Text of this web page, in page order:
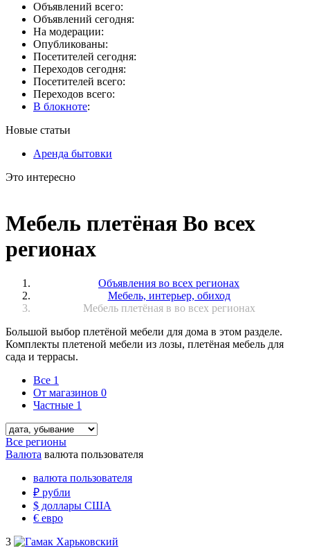
Объявлений всего:
Объявлений сегодня:
На модерации:
Опубликованы:
Посетителей сегодня:
Переходов сегодня:
Посетителей всего:
Переходов всего:
В блокноте:
Новые статьи
Аренда бытовки
Это интересно
Мебель плетёная Во всех
регионах
Объявления во всех регионах
Мебель, интерьер, обиход
Мебель плетёная в во всех регионах
Большой выбор плетёной мебели для дома в этом разделе.
Комплекты плетеной мебели из лозы, плетёная мебель для
сада и террасы.
Все 1
От магазинов 0
Частные 1
Все регионы
Валюта валюта пользователя
валюта пользователя
₽ рубли
$ доллары США
€ евро
3